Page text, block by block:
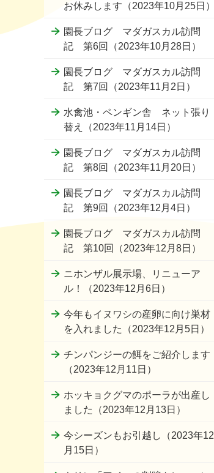
お休みします（2023年10月25日）
園長ブログ マダガスカル訪問
記 第6回（2023年10月28日）
園長ブログ マダガスカル訪問
記 第7回（2023年11月2日）
水禽池・ペンギン舎 ネット張り
替え（2023年11月14日）
園長ブログ マダガスカル訪問
記 第8回（2023年11月20日）
園長ブログ マダガスカル訪問
記 第9回（2023年12月4日）
園長ブログ マダガスカル訪問
記 第10回（2023年12月8日）
ニホンザル展示場、リニューア
ル！（2023年12月6日）
今年もイヌワシの産卵に向け巣材
を入れました（2023年12月5日）
チンパンジーの餌をご紹介します
（2023年12月11日）
ホッキョクグマのポーラが出産し
ました（2023年12月13日）
今シーズンもお引越し（2023年12
月15日）